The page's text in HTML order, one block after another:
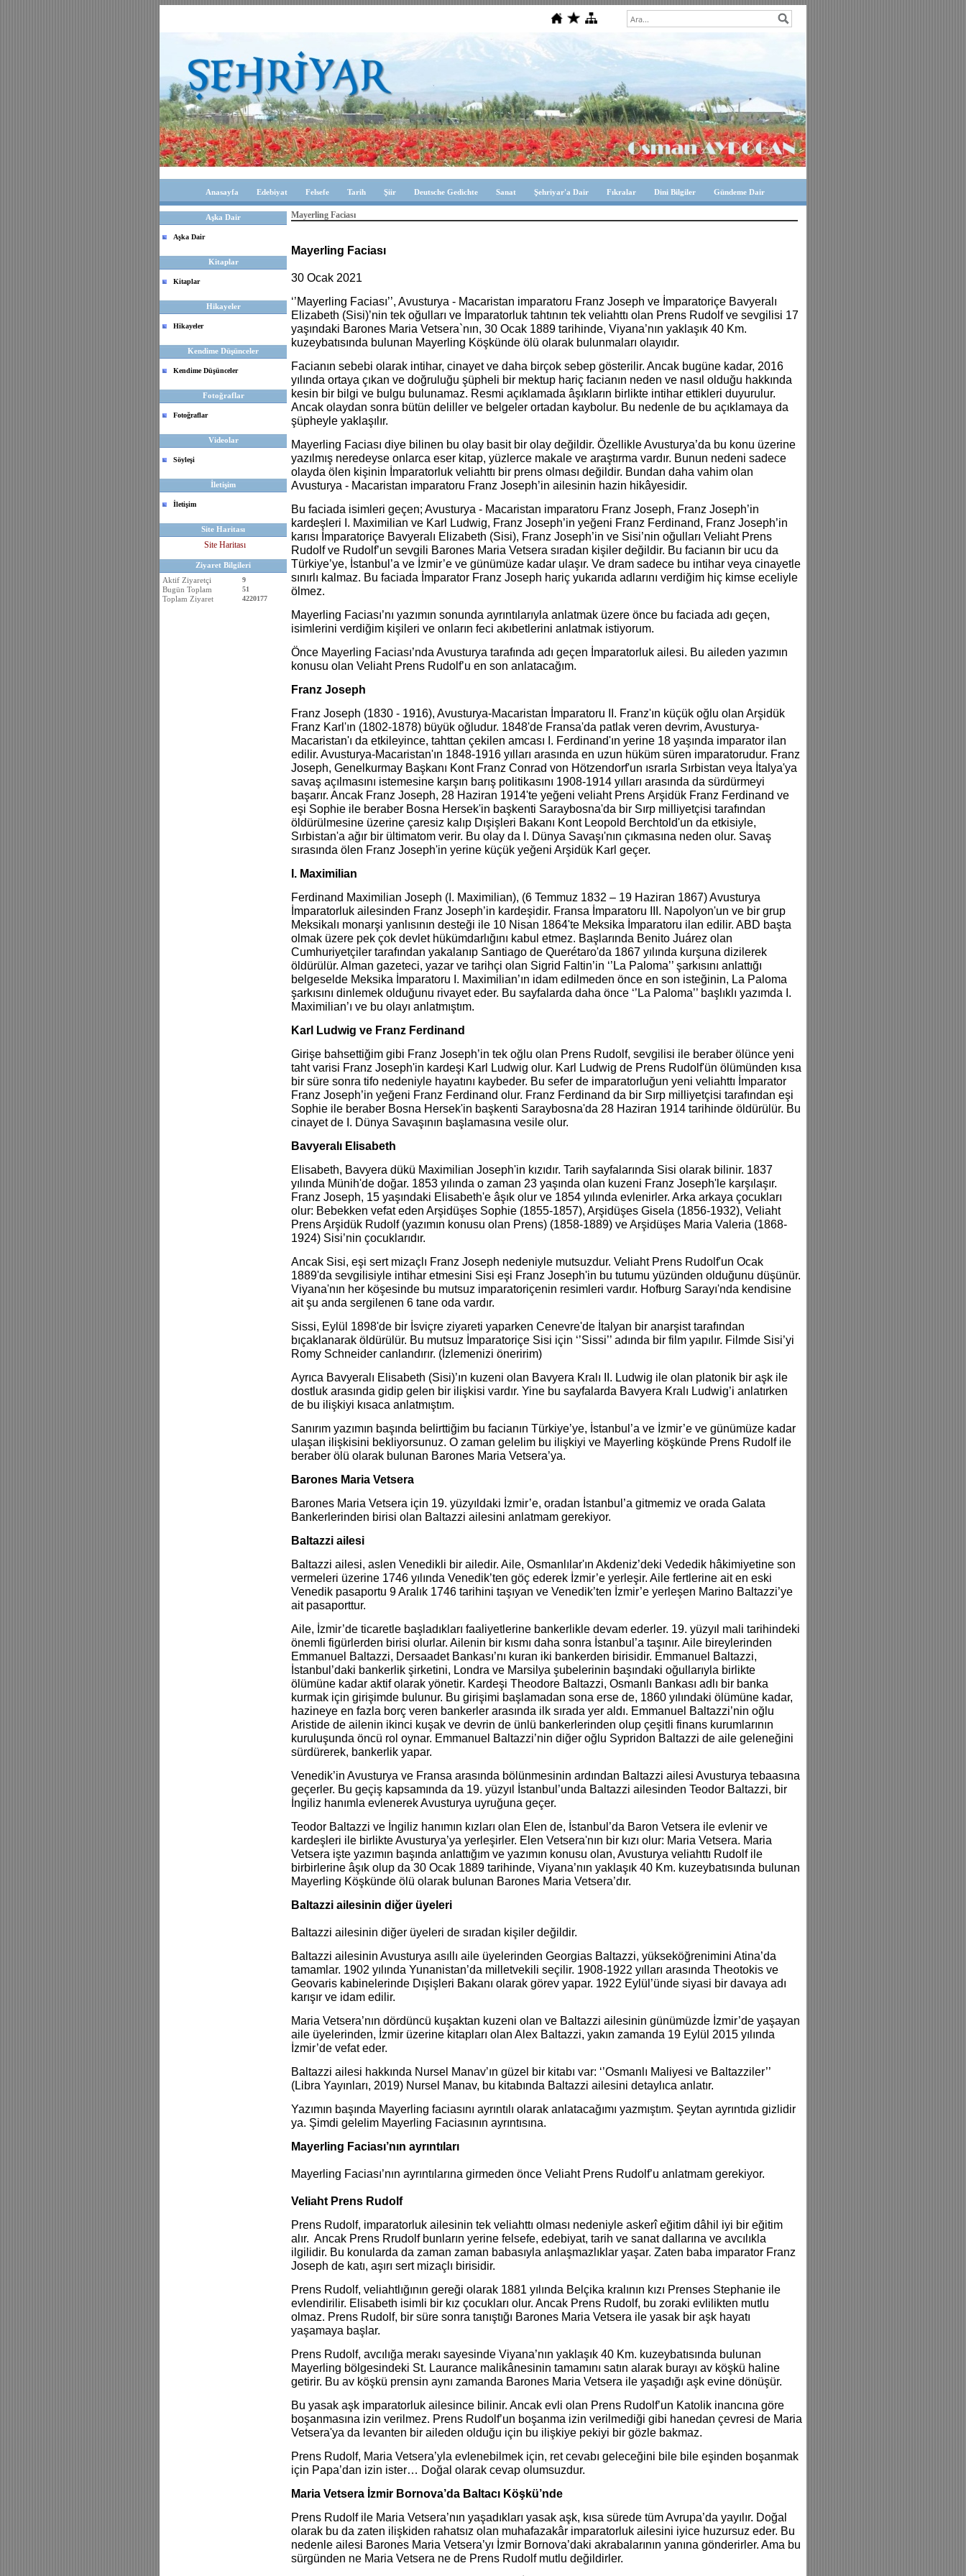
Anasayfa Edebiyat Felsefe Tarih Şiir Deutsche Gedichte Sanat Şehriyar'a Dair Fıkralar Dini Bilgiler Gündeme Dair
Aşka Dair
Aşka Dair
Kitaplar
Kitaplar
Hikayeler
Hikayeler
Kendime Düşünceler
Kendime Düşünceler
Fotoğraflar
Fotoğraflar
Videolar
Söyleşi
İletişim
İletişim
Site Haritası
Site Haritası
Ziyaret Bilgileri
Aktif Ziyaretçi
9
Bugün Toplam 51
Toplam Ziyaret 4220177
Mayerling Faciası
Mayerling Faciası
30 Ocak 2021
‘’Mayerling Faciası’’, Avusturya - Macaristan imparatoru Franz Joseph ve İmparatoriçe Bavyeralı
Elizabeth (Sisi)’nin tek oğulları ve İmparatorluk tahtının tek veliahttı olan Prens Rudolf ve sevgilisi 17
yaşındaki Barones Maria Vetsera`nın, 30 Ocak 1889 tarihinde, Viyana’nın yaklaşık 40 Km.
kuzeybatısında bulunan Mayerling Köşkünde ölü olarak bulunmaları olayıdır.
Facianın sebebi olarak intihar, cinayet ve daha birçok sebep gösterilir. Ancak bugüne kadar, 2016
yılında ortaya çıkan ve doğruluğu şüpheli bir mektup hariç facianın neden ve nasıl olduğu hakkında
kesin bir bilgi ve bulgu bulunamaz. Resmi açıklamada âşıkların birlikte intihar ettikleri duyurulur.
Ancak olaydan sonra bütün deliller ve belgeler ortadan kaybolur. Bu nedenle de bu açıklamaya da
şüpheyle yaklaşılır.
Mayerling Faciası diye bilinen bu olay basit bir olay değildir. Özellikle Avusturya’da bu konu üzerine
yazılmış neredeyse onlarca eser kitap, yüzlerce makale ve araştırma vardır. Bunun nedeni sadece
olayda ölen kişinin İmparatorluk veliahttı bir prens olması değildir. Bundan daha vahim olan
Avusturya - Macaristan imparatoru Franz Joseph’in ailesinin hazin hikâyesidir.
Bu faciada isimleri geçen; Avusturya - Macaristan imparatoru Franz Joseph, Franz Joseph’in
kardeşleri I. Maximilian ve Karl Ludwig, Franz Joseph’in yeğeni Franz Ferdinand, Franz Joseph’in
karısı İmparatoriçe Bavyeralı Elizabeth (Sisi), Franz Joseph’in ve Sisi’nin oğulları Veliaht Prens
Rudolf ve Rudolf’un sevgili Barones Maria Vetsera sıradan kişiler değildir. Bu facianın bir ucu da
Türkiye’ye, İstanbul’a ve İzmir’e ve günümüze kadar ulaşır. Ve dram sadece bu intihar veya cinayetle
sınırlı kalmaz. Bu faciada İmparator Franz Joseph hariç yukarıda adlarını verdiğim hiç kimse eceliyle
ölmez.
Mayerling Faciası’nı yazımın sonunda ayrıntılarıyla anlatmak üzere önce bu faciada adı geçen,
isimlerini verdiğim kişileri ve onların feci akıbetlerini anlatmak istiyorum.
Önce Mayerling Faciası’nda Avusturya tarafında adı geçen İmparatorluk ailesi. Bu aileden yazımın
konusu olan Veliaht Prens Rudolf’u en son anlatacağım.
Franz Joseph
Franz Joseph (1830 - 1916), Avusturya-Macaristan İmparatoru II. Franz'ın küçük oğlu olan Arşidük
Franz Karl'ın (1802-1878) büyük oğludur. 1848'de Fransa'da patlak veren devrim, Avusturya-
Macaristan'ı da etkileyince, tahttan çekilen amcası I. Ferdinand'ın yerine 18 yaşında imparator ilan
edilir. Avusturya-Macaristan'ın 1848-1916 yılları arasında en uzun hüküm süren imparatorudur. Franz
Joseph, Genelkurmay Başkanı Kont Franz Conrad von Hötzendorf'un ısrarla Sırbistan veya İtalya'ya
savaş açılmasını istemesine karşın barış politikasını 1908-1914 yılları arasında da sürdürmeyi
başarır. Ancak Franz Joseph, 28 Haziran 1914'te yeğeni veliaht Prens Arşidük Franz Ferdinand ve
eşi Sophie ile beraber Bosna Hersek'in başkenti Saraybosna'da bir Sırp milliyetçisi tarafından
öldürülmesine üzerine çaresiz kalıp Dışişleri Bakanı Kont Leopold Berchtold'un da etkisiyle,
Sırbistan'a ağır bir ültimatom verir. Bu olay da I. Dünya Savaşı'nın çıkmasına neden olur. Savaş
sırasında ölen Franz Joseph'in yerine küçük yeğeni Arşidük Karl geçer.
I. Maximilian
Ferdinand Maximilian Joseph (I. Maximilian), (6 Temmuz 1832 – 19 Haziran 1867) Avusturya
İmparatorluk ailesinden Franz Joseph’in kardeşidir. Fransa İmparatoru III. Napolyon'un ve bir grup
Meksikalı monarşi yanlısının desteği ile 10 Nisan 1864'te Meksika İmparatoru ilan edilir. ABD başta
olmak üzere pek çok devlet hükümdarlığını kabul etmez. Başlarında Benito Juárez olan
Cumhuriyetçiler tarafından yakalanıp Santiago de Querétaro'da 1867 yılında kurşuna dizilerek
öldürülür. Alman gazeteci, yazar ve tarihçi olan Sigrid Faltin’in ‘’La Paloma’’ şarkısını anlattığı
belgeselde Meksika İmparatoru I. Maximilian’ın idam edilmeden önce en son isteğinin, La Paloma
şarkısını dinlemek olduğunu rivayet eder. Bu sayfalarda daha önce ‘’La Paloma’’ başlıklı yazımda I.
Maximilian’ı ve bu olayı anlatmıştım.
Karl Ludwig ve Franz Ferdinand
Girişe bahsettiğim gibi Franz Joseph’in tek oğlu olan Prens Rudolf, sevgilisi ile beraber ölünce yeni
taht varisi Franz Joseph'in kardeşi Karl Ludwig olur. Karl Ludwig de Prens Rudolf'ün ölümünden kısa
bir süre sonra tifo nedeniyle hayatını kaybeder. Bu sefer de imparatorluğun yeni veliahttı İmparator
Franz Joseph’in yeğeni Franz Ferdinand olur. Franz Ferdinand da bir Sırp milliyetçisi tarafından eşi
Sophie ile beraber Bosna Hersek'in başkenti Saraybosna'da 28 Haziran 1914 tarihinde öldürülür. Bu
cinayet de I. Dünya Savaşının başlamasına vesile olur.
Bavyeralı Elisabeth
Elisabeth, Bavyera dükü Maximilian Joseph'in kızıdır. Tarih sayfalarında Sisi olarak bilinir. 1837
yılında Münih'de doğar. 1853 yılında o zaman 23 yaşında olan kuzeni Franz Joseph'le karşılaşır.
Franz Joseph, 15 yaşındaki Elisabeth'e âşık olur ve 1854 yılında evlenirler. Arka arkaya çocukları
olur: Bebekken vefat eden Arşidüşes Sophie (1855-1857), Arşidüşes Gisela (1856-1932), Veliaht
Prens Arşidük Rudolf (yazımın konusu olan Prens) (1858-1889) ve Arşidüşes Maria Valeria (1868-
1924) Sisi’nin çocuklarıdır.
Ancak Sisi, eşi sert mizaçlı Franz Joseph nedeniyle mutsuzdur. Veliaht Prens Rudolf'un Ocak
1889'da sevgilisiyle intihar etmesini Sisi eşi Franz Joseph'in bu tutumu yüzünden olduğunu düşünür.
Viyana'nın her köşesinde bu mutsuz imparatoriçenin resimleri vardır. Hofburg Sarayı'nda kendisine
ait şu anda sergilenen 6 tane oda vardır.
Sissi, Eylül 1898'de bir İsviçre ziyareti yaparken Cenevre'de İtalyan bir anarşist tarafından
bıçaklanarak öldürülür. Bu mutsuz İmparatoriçe Sisi için ‘’Sissi’’ adında bir film yapılır. Filmde Sisi’yi
Romy Schneider canlandırır. (İzlemenizi öneririm)
Ayrıca Bavyeralı Elisabeth (Sisi)’ın kuzeni olan Bavyera Kralı II. Ludwig ile olan platonik bir aşk ile
dostluk arasında gidip gelen bir ilişkisi vardır. Yine bu sayfalarda Bavyera Kralı Ludwig’i anlatırken
de bu ilişkiyi kısaca anlatmıştım.
Sanırım yazımın başında belirttiğim bu facianın Türkiye’ye, İstanbul’a ve İzmir’e ve günümüze kadar
ulaşan ilişkisini bekliyorsunuz. O zaman gelelim bu ilişkiyi ve Mayerling köşkünde Prens Rudolf ile
beraber ölü olarak bulunan Barones Maria Vetsera’ya.
Barones Maria Vetsera
Barones Maria Vetsera için 19. yüzyıldaki İzmir’e, oradan İstanbul’a gitmemiz ve orada Galata
Bankerlerinden birisi olan Baltazzi ailesini anlatmam gerekiyor.
Baltazzi ailesi
Baltazzi ailesi, aslen Venedikli bir ailedir. Aile, Osmanlılar'ın Akdeniz’deki Vededik hâkimiyetine son
vermeleri üzerine 1746 yılında Venedik’ten göç ederek İzmir’e yerleşir. Aile fertlerine ait en eski
Venedik pasaportu 9 Aralık 1746 tarihini taşıyan ve Venedik’ten İzmir’e yerleşen Marino Baltazzi’ye
ait pasaporttur.
Aile, İzmir’de ticaretle başladıkları faaliyetlerine bankerlikle devam ederler. 19. yüzyıl mali tarihindeki
önemli figürlerden birisi olurlar. Ailenin bir kısmı daha sonra İstanbul’a taşınır. Aile bireylerinden
Emmanuel Baltazzi, Dersaadet Bankası’nı kuran iki bankerden birisidir. Emmanuel Baltazzi,
İstanbul’daki bankerlik şirketini, Londra ve Marsilya şubelerinin başındaki oğullarıyla birlikte
ölümüne kadar aktif olarak yönetir. Kardeşi Theodore Baltazzi, Osmanlı Bankası adlı bir banka
kurmak için girişimde bulunur. Bu girişimi başlamadan sona erse de, 1860 yılındaki ölümüne kadar,
hazineye en fazla borç veren bankerler arasında ilk sırada yer aldı. Emmanuel Baltazzi’nin oğlu
Aristide de ailenin ikinci kuşak ve devrin de ünlü bankerlerinden olup çeşitli finans kurumlarının
kuruluşunda öncü rol oynar. Emmanuel Baltazzi’nin diğer oğlu Sypridon Baltazzi de aile geleneğini
sürdürerek, bankerlik yapar.
Venedik’in Avusturya ve Fransa arasında bölünmesinin ardından Baltazzi ailesi Avusturya tebaasına
geçerler. Bu geçiş kapsamında da 19. yüzyıl İstanbul’unda Baltazzi ailesinden Teodor Baltazzi, bir
İngiliz hanımla evlenerek Avusturya uyruğuna geçer.
Teodor Baltazzi ve İngiliz hanımın kızları olan Elen de, İstanbul’da Baron Vetsera ile evlenir ve
kardeşleri ile birlikte Avusturya’ya yerleşirler. Elen Vetsera'nın bir kızı olur: Maria Vetsera. Maria
Vetsera işte yazımın başında anlattığım ve yazımın konusu olan, Avusturya veliahttı Rudolf ile
birbirlerine âşık olup da 30 Ocak 1889 tarihinde, Viyana’nın yaklaşık 40 Km. kuzeybatısında bulunan
Mayerling Köşkünde ölü olarak bulunan Barones Maria Vetsera’dır.
Baltazzi ailesinin diğer üyeleri
Baltazzi ailesinin diğer üyeleri de sıradan kişiler değildir.
Baltazzi ailesinin Avusturya asıllı aile üyelerinden Georgias Baltazzi, yükseköğrenimini Atina’da
tamamlar. 1902 yılında Yunanistan’da milletvekili seçilir. 1908-1922 yılları arasında Theotokis ve
Geovaris kabinelerinde Dışişleri Bakanı olarak görev yapar. 1922 Eylül’ünde siyasi bir davaya adı
karışır ve idam edilir.
Maria Vetsera’nın dördüncü kuşaktan kuzeni olan ve Baltazzi ailesinin günümüzde İzmir’de yaşayan
aile üyelerinden, İzmir üzerine kitapları olan Alex Baltazzi, yakın zamanda 19 Eylül 2015 yılında
İzmir’de vefat eder.
Baltazzi ailesi hakkında Nursel Manav’ın güzel bir kitabı var: ‘’Osmanlı Maliyesi ve Baltazziler’’
(Libra Yayınları, 2019) Nursel Manav, bu kitabında Baltazzi ailesini detaylıca anlatır.
Yazımın başında Mayerling faciasını ayrıntılı olarak anlatacağımı yazmıştım. Şeytan ayrıntıda gizlidir
ya. Şimdi gelelim Mayerling Faciasının ayrıntısına.
Mayerling Faciası’nın ayrıntıları
Mayerling Faciası’nın ayrıntılarına girmeden önce Veliaht Prens Rudolf’u anlatmam gerekiyor.
Veliaht Prens Rudolf
Prens Rudolf, imparatorluk ailesinin tek veliahttı olması nedeniyle askerî eğitim dâhil iyi bir eğitim
alır. Ancak Prens Rrudolf bunların yerine felsefe, edebiyat, tarih ve sanat dallarına ve avcılıkla
ilgilidir. Bu konularda da zaman zaman babasıyla anlaşmazlıklar yaşar. Zaten baba imparator Franz
Joseph de katı, aşırı sert mizaçlı birisidir.
Prens Rudolf, veliahtlığının gereği olarak 1881 yılında Belçika kralının kızı Prenses Stephanie ile
evlendirilir. Elisabeth isimli bir kız çocukları olur. Ancak Prens Rudolf, bu zoraki evlilikten mutlu
olmaz. Prens Rudolf, bir süre sonra tanıştığı Barones Maria Vetsera ile yasak bir aşk hayatı
yaşamaya başlar.
Prens Rudolf, avcılığa merakı sayesinde Viyana’nın yaklaşık 40 Km. kuzeybatısında bulunan
Mayerling bölgesindeki St. Laurance malikânesinin tamamını satın alarak burayı av köşkü haline
getirir. Bu av köşkü prensin aynı zamanda Barones Maria Vetsera ile yaşadığı aşk evine dönüşür.
Bu yasak aşk imparatorluk ailesince bilinir. Ancak evli olan Prens Rudolf’un Katolik inancına göre
boşanmasına izin verilmez. Prens Rudolf’un boşanma izin verilmediği gibi hanedan çevresi de Maria
Vetsera'ya da levanten bir aileden olduğu için bu ilişkiye pekiyi bir gözle bakmaz.
Prens Rudolf, Maria Vetsera’yla evlenebilmek için, ret cevabı geleceğini bile bile eşinden boşanmak
için Papa’dan izin ister… Doğal olarak cevap olumsuzdur.
Maria Vetsera İzmir Bornova’da Baltacı Köşkü’nde
Prens Rudolf ile Maria Vetsera’nın yaşadıkları yasak aşk, kısa sürede tüm Avrupa’da yayılır. Doğal
olarak bu da zaten ilişkiden rahatsız olan muhafazakâr imparatorluk ailesini iyice huzursuz eder. Bu
nedenle ailesi Barones Maria Vetsera’yı İzmir Bornova’daki akrabalarının yanına gönderirler. Ama bu
sürgünden ne Maria Vetsera ne de Prens Rudolf mutlu değildirler.